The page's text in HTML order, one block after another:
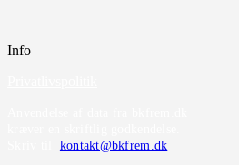
Info
kontakt@bkfrem.dk